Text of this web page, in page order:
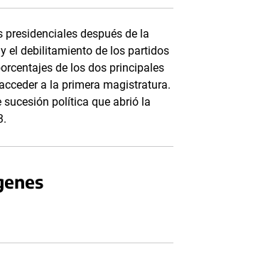
presidenciales después de la
el debilitamiento de los partidos
de los dos principales
a la primera magistratura.
política que abrió la